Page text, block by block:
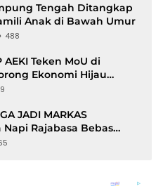
Tengah Ditangkap
Anak di Bawah Umur
488
AEKI Teken MoU di
Ekonomi Hijau
Perdagangan Karbon
JADI MARKAS
Napi Rajabasa Bebas
Dugaan